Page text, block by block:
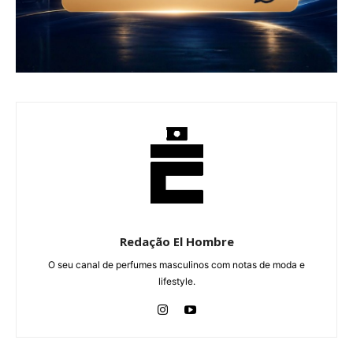
Redação El Hombre
O seu canal de perfumes masculinos com notas de moda e
lifestyle.